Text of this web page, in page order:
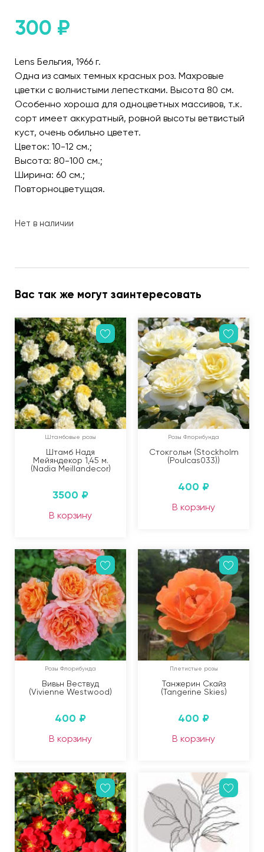
300 ₽
Lens Бельгия, 1966 г.
Одна из самых темных красных роз. Махровые
цветки с волнистыми лепестками. Высота 80 см.
Особенно хороша для одноцветных массивов, т.к.
сорт имеет аккуратный, ровной высоты ветвистый
куст, очень обильно цветет.
Цветок: 10-12 см.;
Высота: 80-100 см.;
Ширина: 60 см.;
Повторноцветущая.
Нет в наличии
Вас так же могут заинтересовать
Штамбовые розы
Штамб Надя
Мейяндекор 1,45 м.
(Nadia Meillandecor)
3500 ₽
В корзину
Розы Флорибунда
Стокгольм (Stockholm
(Poulcas033))
400 ₽
В корзину
Розы Флорибунда
Вивьн Вествуд
(Vivienne Westwood)
400 ₽
В корзину
Плетистые розы
Танжерин Скайз
(Tangerine Skies)
400 ₽
В корзину